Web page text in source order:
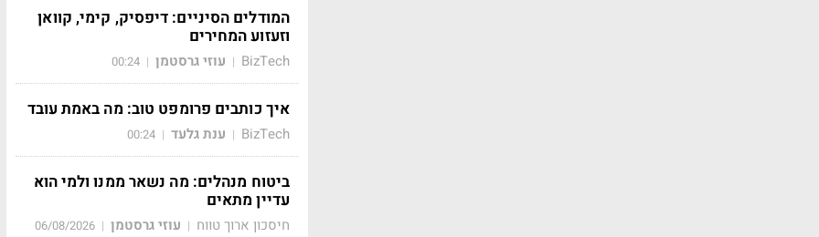
המודלים הסיניים: דיפסיק, קימי, קוואן
וזעזוע המחירים
BizTech
| עוזי גרסטמן |
00:24
איך כותבים פרומפט טוב: מה באמת עובד
BizTech
| ענת גלעד |
00:24
ביטוח מנהלים: מה נשאר ממנו ולמי הוא
עדיין מתאים
חיסכון ארוך טווח | עוזי גרסטמן |
06/08/2026